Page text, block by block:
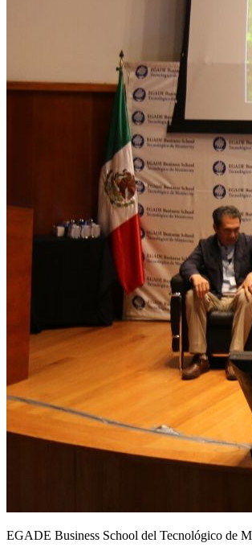
EGADE Business School del Tecnológico de